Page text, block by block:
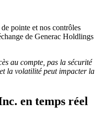
pointe et nos contrôles
de Generac Holdlings
au compte, pas la sécurité
la volatilité peut impacter la
en temps réel